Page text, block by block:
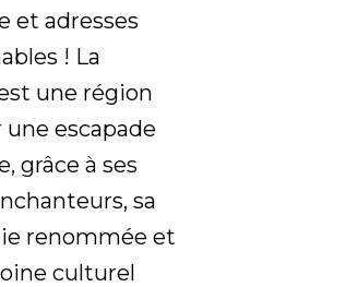
et adresses
! La
une région
escapade
grâce à ses
sa
renommée et
culturel